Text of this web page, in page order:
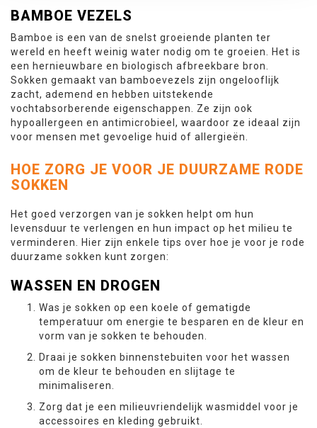
BAMBOE VEZELS
Bamboe is een van de snelst groeiende planten ter
wereld en heeft weinig water nodig om te groeien. Het is
een hernieuwbare en biologisch afbreekbare bron.
Sokken gemaakt van bamboevezels zijn ongelooflijk
zacht, ademend en hebben uitstekende
vochtabsorberende eigenschappen. Ze zijn ook
hypoallergeen en antimicrobieel, waardoor ze ideaal zijn
voor mensen met gevoelige huid of allergieën.
HOE ZORG JE VOOR JE DUURZAME RODE
SOKKEN
Het goed verzorgen van je sokken helpt om hun
levensduur te verlengen en hun impact op het milieu te
verminderen. Hier zijn enkele tips over hoe je voor je rode
duurzame sokken kunt zorgen:
WASSEN EN DROGEN
Was je sokken op een koele of gematigde
temperatuur om energie te besparen en de kleur en
vorm van je sokken te behouden.
Draai je sokken binnenstebuiten voor het wassen
om de kleur te behouden en slijtage te
minimaliseren.
Zorg dat je een milieuvriendelijk wasmiddel voor je
accessoires en kleding gebruikt.